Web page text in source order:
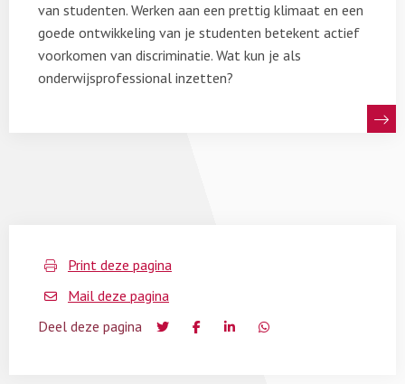
van studenten. Werken aan een prettig klimaat en een
goede ontwikkeling van je studenten betekent actief
voorkomen van discriminatie. Wat kun je als
onderwijsprofessional inzetten?
Print deze pagina
Mail deze pagina
Deel deze pagina